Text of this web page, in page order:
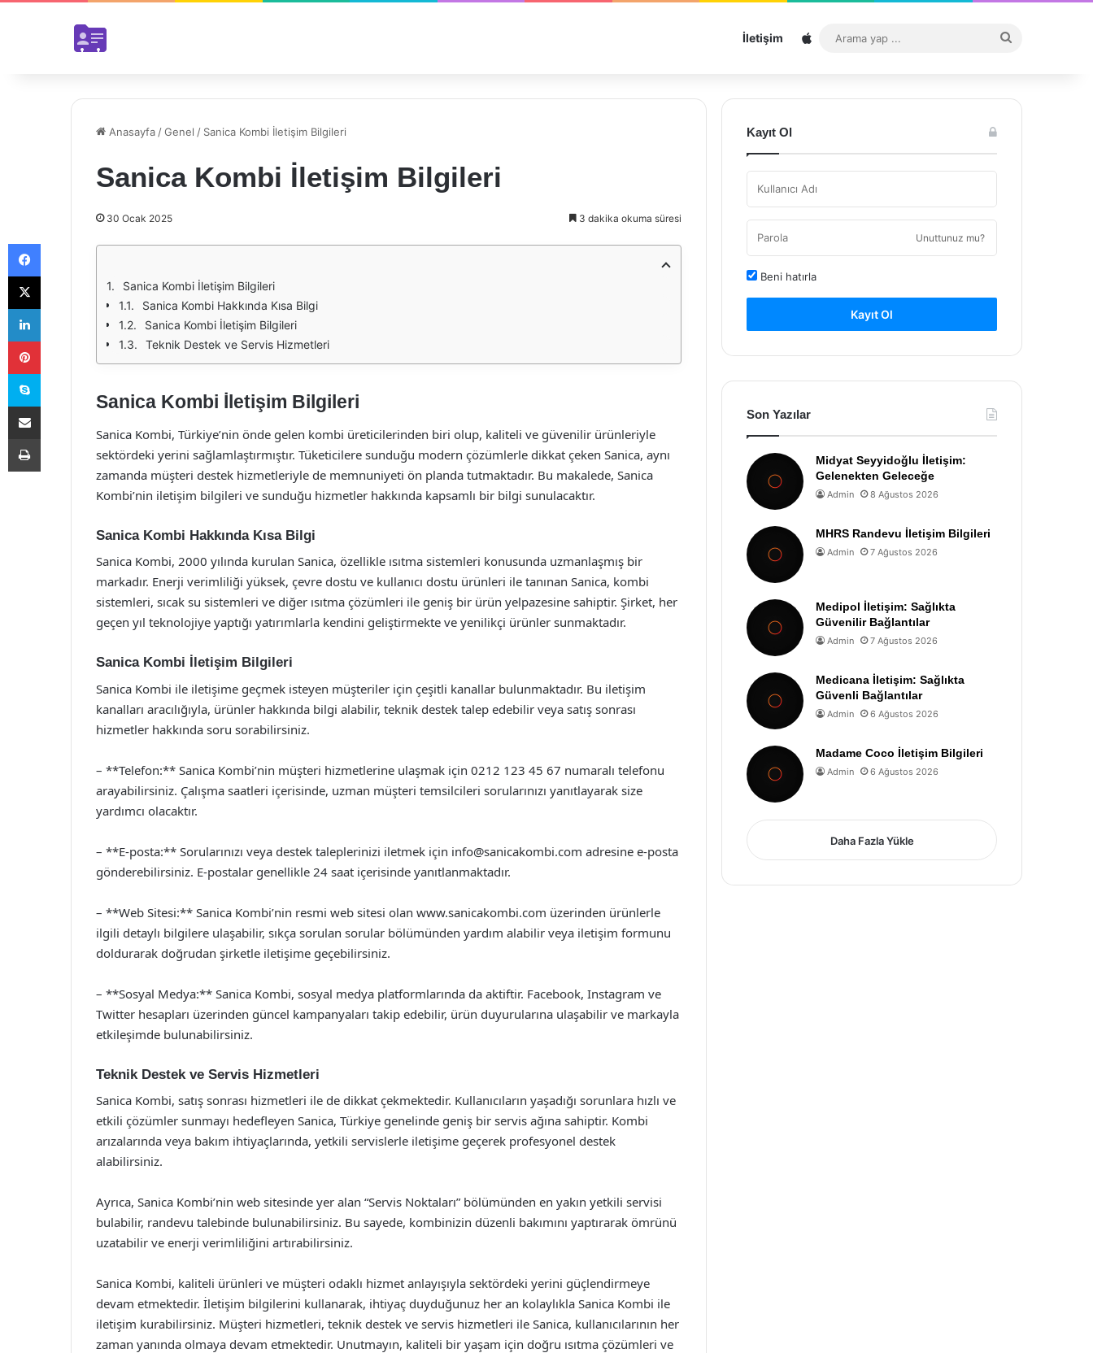
İletişim Sitemap
...
Anasayfa /Genel / Sanica Kombi İletişim Bilgileri
Sanica Kombi İletişim Bilgileri
30 Ocak 2025 3 dakika okuma süresi
Sanica Kombi İletişim Bilgileri
Sanica Kombi Hakkında Kısa Bilgi
Sanica Kombi İletişim Bilgileri
Teknik Destek ve Servis Hizmetleri
Sanica Kombi İletişim Bilgileri
Sanica Kombi, Türkiye’nin önde gelen kombi üreticilerinden biri olup, kaliteli ve güvenilir ürünleriyle
sektördeki yerini sağlamlaştırmıştır. Tüketicilere sunduğu modern çözümlerle dikkat çeken Sanica, aynı
zamanda müşteri destek hizmetleriyle de memnuniyeti ön planda tutmaktadır. Bu makalede, Sanica
Kombi’nin iletişim bilgileri ve sunduğu hizmetler hakkında kapsamlı bir bilgi sunulacaktır.
Sanica Kombi Hakkında Kısa Bilgi
Sanica Kombi, 2000 yılında kurulan Sanica, özellikle ısıtma sistemleri konusunda uzmanlaşmış bir
markadır. Enerji verimliliği yüksek, çevre dostu ve kullanıcı dostu ürünleri ile tanınan Sanica, kombi
sistemleri, sıcak su sistemleri ve diğer ısıtma çözümleri ile geniş bir ürün yelpazesine sahiptir. Şirket, her
geçen yıl teknolojiye yaptığı yatırımlarla kendini geliştirmekte ve yenilikçi ürünler sunmaktadır.
Sanica Kombi İletişim Bilgileri
Sanica Kombi ile iletişime geçmek isteyen müşteriler için çeşitli kanallar bulunmaktadır. Bu iletişim
kanalları aracılığıyla, ürünler hakkında bilgi alabilir, teknik destek talep edebilir veya satış sonrası
hizmetler hakkında soru sorabilirsiniz.
– **Telefon:** Sanica Kombi’nin müşteri hizmetlerine ulaşmak için 0212 123 45 67 numaralı telefonu
arayabilirsiniz. Çalışma saatleri içerisinde, uzman müşteri temsilcileri sorularınızı yanıtlayarak size
yardımcı olacaktır.
– **E-posta:** Sorularınızı veya destek taleplerinizi iletmek için info@sanicakombi.com adresine e-posta
gönderebilirsiniz. E-postalar genellikle 24 saat içerisinde yanıtlanmaktadır.
– **Web Sitesi:** Sanica Kombi’nin resmi web sitesi olan www.sanicakombi.com üzerinden ürünlerle
ilgili detaylı bilgilere ulaşabilir, sıkça sorulan sorular bölümünden yardım alabilir veya iletişim formunu
doldurarak doğrudan şirketle iletişime geçebilirsiniz.
– **Sosyal Medya:** Sanica Kombi, sosyal medya platformlarında da aktiftir. Facebook, Instagram ve
Twitter hesapları üzerinden güncel kampanyaları takip edebilir, ürün duyurularına ulaşabilir ve markayla
etkileşimde bulunabilirsiniz.
Teknik Destek ve Servis Hizmetleri
Sanica Kombi, satış sonrası hizmetleri ile de dikkat çekmektedir. Kullanıcıların yaşadığı sorunlara hızlı ve
etkili çözümler sunmayı hedefleyen Sanica, Türkiye genelinde geniş bir servis ağına sahiptir. Kombi
arızalarında veya bakım ihtiyaçlarında, yetkili servislerle iletişime geçerek profesyonel destek
alabilirsiniz.
Ayrıca, Sanica Kombi’nin web sitesinde yer alan “Servis Noktaları” bölümünden en yakın yetkili servisi
bulabilir, randevu talebinde bulunabilirsiniz. Bu sayede, kombinizin düzenli bakımını yaptırarak ömrünü
uzatabilir ve enerji verimliliğini artırabilirsiniz.
Sanica Kombi, kaliteli ürünleri ve müşteri odaklı hizmet anlayışıyla sektördeki yerini güçlendirmeye
devam etmektedir. İletişim bilgilerini kullanarak, ihtiyaç duyduğunuz her an kolaylıkla Sanica Kombi ile
iletişim kurabilirsiniz. Müşteri hizmetleri, teknik destek ve servis hizmetleri ile Sanica, kullanıcılarının her
zaman yanında olmaya devam etmektedir. Unutmayın, kaliteli bir yaşam için doğru ısıtma çözümleri ve
Kayıt Ol
Unuttunuz mu?
Beni hatırla
Kayıt Ol
Son Yazılar
Midyat Seyyidoğlu İletişim:
Gelenekten Geleceğe
Admin 8 Ağustos 2026
MHRS Randevu İletişim Bilgileri
Admin 7 Ağustos 2026
Medipol İletişim: Sağlıkta
Güvenilir Bağlantılar
Admin 7 Ağustos 2026
Medicana İletişim: Sağlıkta
Güvenli Bağlantılar
Admin 6 Ağustos 2026
Madame Coco İletişim Bilgileri
Admin 6 Ağustos 2026
Daha Fazla Yükle
Facebook
X
LinkedIn
Pinterest
Skype
E-Posta ile paylaş